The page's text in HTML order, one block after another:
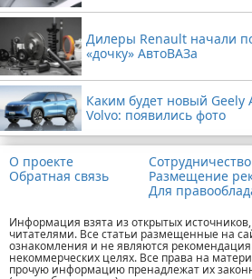
Дилеры Renault начали
«дочку» АвтоВАЗа
Каким будет новый
Volvo: появились фото
О проекте
Обратная связь
Сотрудничество
Размещение
Для
Информация взята из открытых
читателями. Все статьи размещенные на
ознакомления и не являются
некоммерческих целях. Все права на
прочую информацию пренадлежат их